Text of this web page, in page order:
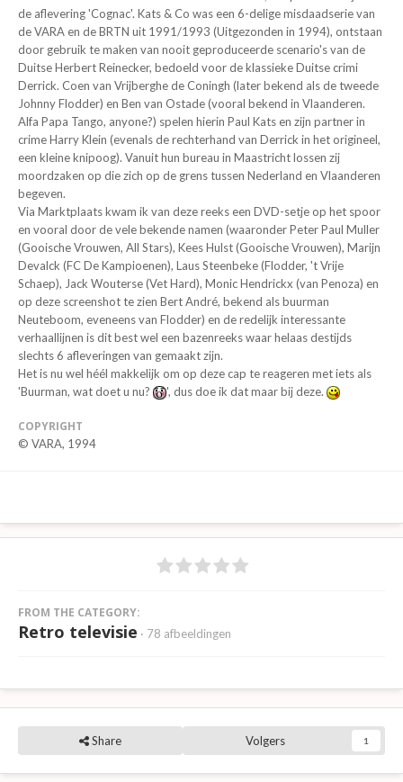
de aflevering 'Cognac'. Kats & Co was een 6-delige misdaadserie van
de VARA en de BRTN uit 1991/1993 (Uitgezonden in 1994), ontstaan
door gebruik te maken van nooit geproduceerde scenario's van de
Duitse Herbert Reinecker, bedoeld voor de klassieke Duitse crimi
Derrick. Coen van Vrijberghe de Coningh (later bekend als de tweede
Johnny Flodder) en Ben van Ostade (vooral bekend in Vlaanderen.
Alfa Papa Tango, anyone?) spelen hierin Paul Kats en zijn partner in
crime Harry Klein (evenals de rechterhand van Derrick in het origineel,
een kleine knipoog). Vanuit hun bureau in Maastricht lossen zij
moordzaken op die zich op de grens tussen Nederland en Vlaanderen
begeven.
Via Marktplaats kwam ik van deze reeks een DVD-setje op het spoor
en vooral door de vele bekende namen (waaronder Peter Paul Muller
(Gooische Vrouwen, All Stars), Kees Hulst (Gooische Vrouwen), Marijn
Devalck (FC De Kampioenen), Laus Steenbeke (Flodder, 't Vrije
Schaep), Jack Wouterse (Vet Hard), Monic Hendrickx (van Penoza) en
op deze screenshot te zien Bert André, bekend als buurman
Neuteboom, eveneens van Flodder) en de redelijk interessante
verhaallijnen is dit best wel een bazenreeks waar helaas destijds
slechts 6 afleveringen van gemaakt zijn.
Het is nu wel héél makkelijk om op deze cap te reageren met iets als
'Buurman, wat doet u nu?
', dus doe ik dat maar bij deze.
COPYRIGHT
© VARA, 1994
FROM THE CATEGORY:
Retro televisie · 78 afbeeldingen
Share Volgers 1